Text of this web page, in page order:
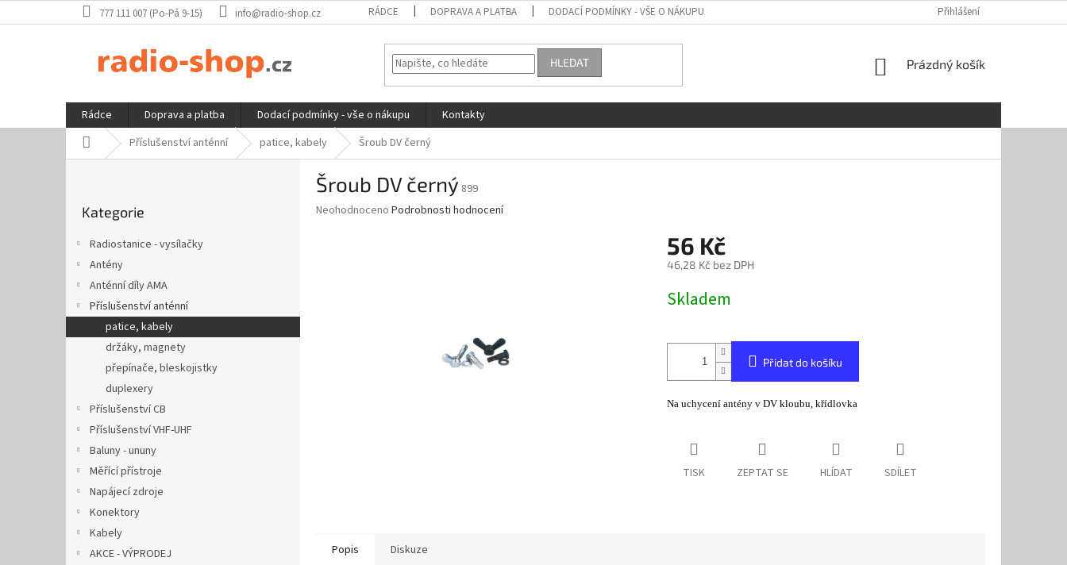
na
777 111 007 (Po-Pá 9-15) info@radio-shop.cz RÁDCE DOPRAVA A PLATBA DODACÍ PODMÍNKY - VŠE O NÁKUPU REKLAMAČNÍ ŘÁD GDPR
Přihlášení
HLEDAT
NÁKUPNÍ
Prázdný košík
Rádce Doprava a platba Dodací podmínky - vše o nákupu
Kontakty
Domů Příslušenství anténní patice, kabely Šroub DV černý
a
kategorie
Kategorie
Radiostanice - vysílačky
Antény
Anténní díly AMA
Příslušenství anténní
patice, kabely
držáky, magnety
přepínače, bleskojistky
duplexery
Příslušenství CB
Příslušenství VHF-UHF
Baluny - ununy
Měřící přístroje
Napájecí zdroje
Konektory
Kabely
AKCE - VÝPRODEJ
Šroub DV černý 899
Průměrné
Neohodnoceno Podrobnosti hodnocení
56 Kč
46,28 Kč bez DPH
cena:
Skladem
Přidat do košíku
Na uchycení antény v DV kloubu, křídlovka
TISK ZEPTAT SE HLÍDAT SDÍLET
Popis Diskuze